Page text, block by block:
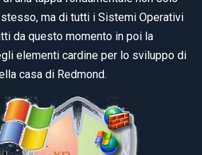
ma di tutti i Sistemi Operativi
da questo momento in poi la
elementi cardine per lo sviluppo di
casa di Redmond.